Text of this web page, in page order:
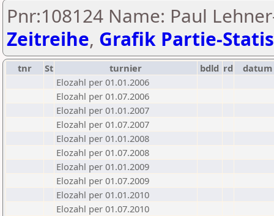
Pnr:108124 Name: Paul
Zeitreihe, Grafik Partie-
tnr St turnier bdld rd
datum
Elozahl per 01.01.2006
Elozahl per 01.07.2006
Elozahl per 01.01.2007
Elozahl per 01.07.2007
Elozahl per 01.01.2008
Elozahl per 01.07.2008
Elozahl per 01.01.2009
Elozahl per 01.07.2009
Elozahl per 01.01.2010
Elozahl per 01.07.2010